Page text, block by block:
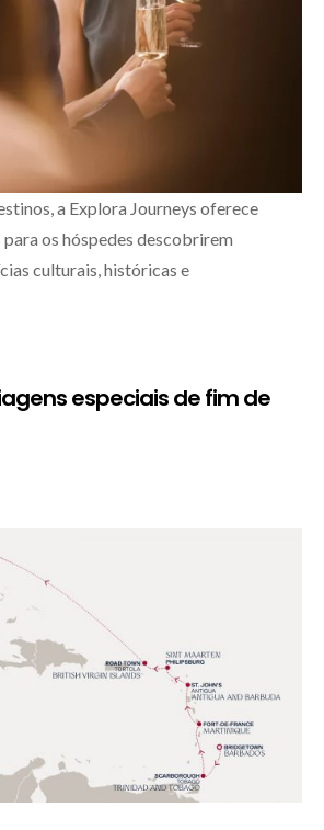
a Explora Journeys oferece
os hóspedes descobrirem
culturais, históricas e
especiais de fim de